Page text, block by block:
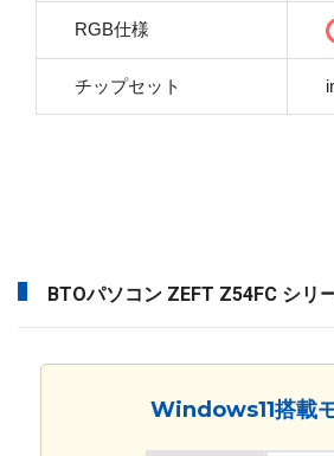
RGB仕様
チップセット
BTOパソコン ZEFT Z54FC シリ
Windows11搭載